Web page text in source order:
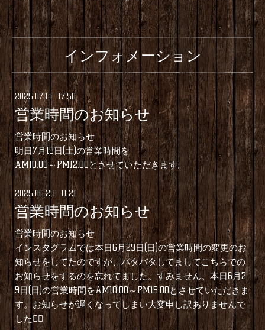
インフォメーション
2025 07.18 17:58
営業時間のお知らせ
営業時間のお知らせ
明日7月19日(土)の営業時間を
AM10:00～PM12:00とさせていただきます。
2025.06.29 11:21
営業時間のお知らせ
営業時間のお知らせ
インスタグラムでは本日6月29日(日)の営業時間の変更のお
知らせをしてたのですが、バタバタしてましてこちらでの
お知らせをするのを忘れてました。すみません。本日6月2
9日(日)の営業時間をAM10:00～PM15:00とさせていただきま
す。お知らせが遅くなってしまい大変申し訳ありませんで
した🙇‍♂️